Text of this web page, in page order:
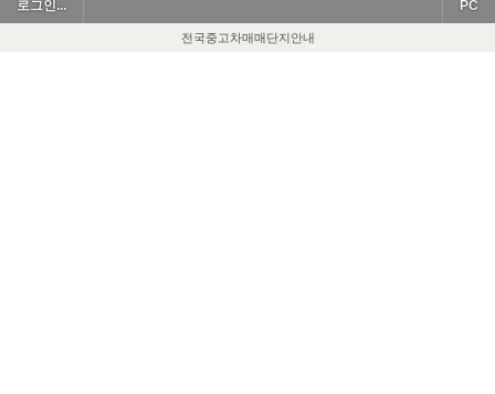
로그인... PC
전국중고차매매단지안내